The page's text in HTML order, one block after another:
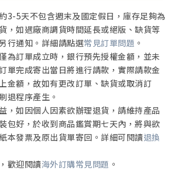
3-5天不包含週末及國定假日，庫存足夠為
，如遇廠商調貨時間延長或絕版、缺貨等
行通知。詳細請點選常見訂單問題 。
為訂單成立時，銀行預先授權金額，並未
單完成寄出當日將進行請款，實際請款金
金額，故如有更改訂單、缺貨或取消訂
退程序產生。
，如因個人因素欲辦理退貨，請維持產品
包好，於收到商品鑑賞期七天內，將與欲
本發票及原出貨單寄回。詳細可閱讀退換
歡迎閱讀海外訂購常見問題 。